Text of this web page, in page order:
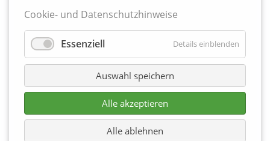
Cookie- und Datenschutzhinweise
Essenziell Details einblenden
Auswahl speichern
Alle akzeptieren
Alle ablehnen